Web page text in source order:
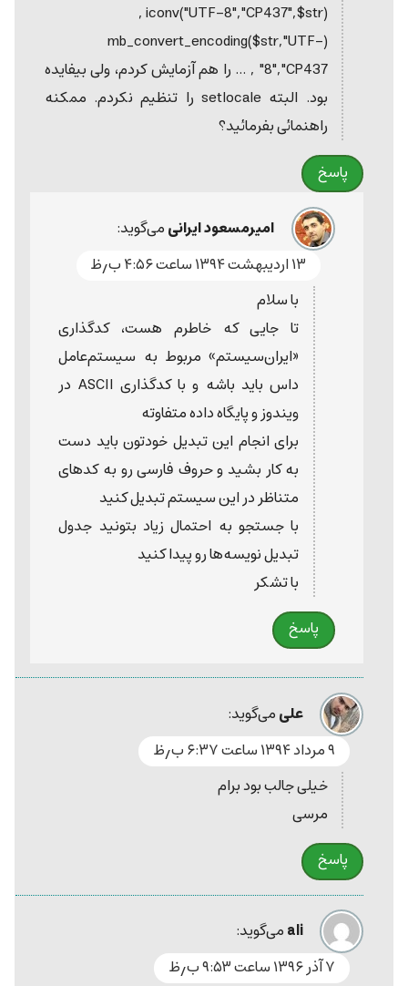
(iconv("UTF-8","CP437",$str ,
(mb_convert_encoding($str,"UTF-
8","CP437" , ... را هم آزمایش کردم، ولی بیفایده
بود. البته setlocale را تنظیم نکردم. ممکنه
راهنمائی بفرمائید؟
پاسخ
امیرمسعود ایرانیمی‌گوید:
۱۳ اردیبهشت ۱۳۹۴ ساعت ۴:۵۶ ب٫ظ
با سلام
تا جایی که خاطرم هست، کدگذاری
«ایران‌سیستم» مربوط به سیستم‌عامل
داس باید باشه و با کدگذاری ASCII در
ویندوز و پایگاه داده متفاوته
برای انجام این تبدیل خودتون باید دست
به کار بشید و حروف فارسی رو به کدهای
متناظر در این سیستم تبدیل کنید
با جستجو به احتمال زیاد بتونید جدول
تبدیل نویسه‌ها رو پیدا کنید
با تشکر
پاسخ
علیمی‌گوید:
۹ مرداد ۱۳۹۴ ساعت ۶:۳۷ ب٫ظ
خیلی جالب بود برام
مرسی
پاسخ
aliمی‌گوید:
۷ آذر ۱۳۹۶ ساعت ۹:۵۳ ب٫ظ